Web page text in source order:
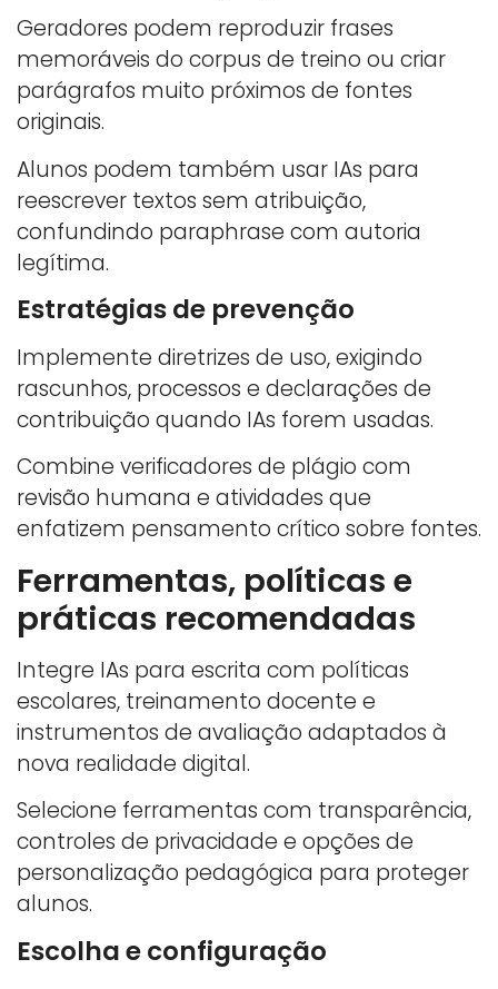
Geradores podem reproduzir frases
memoráveis do corpus de treino ou criar
parágrafos muito próximos de fontes
originais.
Alunos podem também usar IAs para
reescrever textos sem atribuição,
confundindo paraphrase com autoria
legítima.
Estratégias de prevenção
Implemente diretrizes de uso, exigindo
rascunhos, processos e declarações de
contribuição quando IAs forem usadas.
Combine verificadores de plágio com
revisão humana e atividades que
enfatizem pensamento crítico sobre fontes.
Ferramentas, políticas e
práticas recomendadas
Integre IAs para escrita com políticas
escolares, treinamento docente e
instrumentos de avaliação adaptados à
nova realidade digital.
Selecione ferramentas com transparência,
controles de privacidade e opções de
personalização pedagógica para proteger
alunos.
Escolha e configuração